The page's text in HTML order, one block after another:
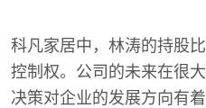
科凡家居中，林涛的持股
控制权。公司的未来在很
决策对企业的发展方向有